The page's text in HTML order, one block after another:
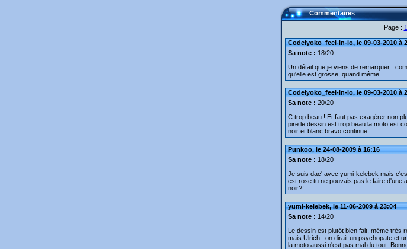
Commentaires
Page : 1
Codelyoko_feel-in-lo, le 09-03-2010 à
Sa note : 18/20
Un détail que je viens de remarquer :
qu'elle est grosse, quand même.
Codelyoko_feel-in-lo, le 09-03-2010 à
Sa note : 20/20
C trop beau ! Et faut pas exagérer non
pire le dessin est trop beau la moto est
noir et blanc bravo continue
Punkoo, le 24-08-2009 à 16:16
Sa note : 18/20
Je suis dac' avec yumi-kelebek mais
est rose tu ne pouvais pas le faire d'une
noir?!
yumi-kelebek, le 11-06-2009 à 23:04
Sa note : 14/20
Le dessin est plutôt bien fait, même trés
mais Ulrich...on dirait un psychopate et
la moto aussi n'est pas mal du tout.